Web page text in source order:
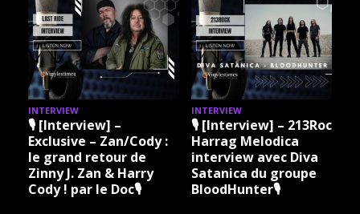
INTERVIEW
🎙 [Interview] –
Exclusive – Zan/Cody :
le grand retour de
Zinny J. Zan & Harry
Cody ! par le Doc🎙
INTERVIEW
🎙 [Interview] – 213Rock
Harrag Melodica
interview avec Diva
Satanica du groupe
BloodHunter🎙